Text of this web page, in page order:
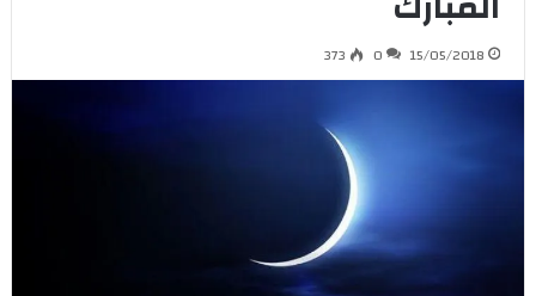
15/05/2018
0
373